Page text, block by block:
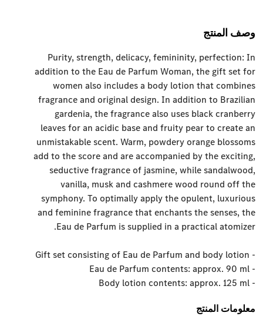
وصف المنتج
Purity, strength, delicacy, femininity, perfection: In
addition to the Eau de Parfum Woman, the gift set for
women also includes a body lotion that combines
fragrance and original design. In addition to Brazilian
gardenia, the fragrance also uses black cranberry
leaves for an acidic base and fruity pear to create an
unmistakable scent. Warm, powdery orange blossoms
add to the score and are accompanied by the exciting,
seductive fragrance of jasmine, while sandalwood,
vanilla, musk and cashmere wood round off the
symphony. To optimally apply the opulent, luxurious
and feminine fragrance that enchants the senses, the
Eau de Parfum is supplied in a practical atomizer.
- Gift set consisting of Eau de Parfum and body lotion
- Eau de Parfum contents: approx. 90 ml
- Body lotion contents: approx. 125 ml
معلومات المنتج